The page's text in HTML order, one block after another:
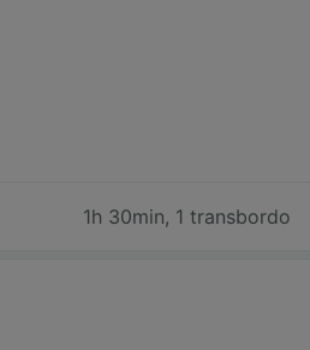
1h 30min, 1 transbordo